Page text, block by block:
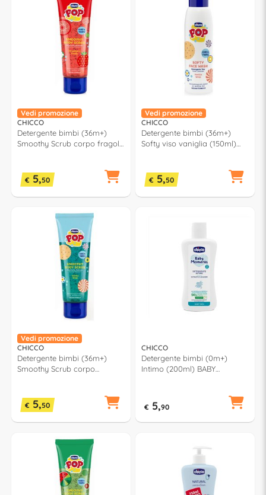
Vedi promozione
CHICCO
Detergente bimbi (36m+)
Smoothy Scrub corpo fragola
€ 5,50
Vedi promozione
CHICCO
Detergente bimbi (36m+)
Softy viso vaniglia (150ml)
€ 5,50
Vedi promozione
CHICCO
Detergente bimbi (36m+)
Smoothy Scrub corpo
€ 5,50
CHICCO
Detergente bimbi (0m+)
Intimo (200ml) BABY
€ 5,90